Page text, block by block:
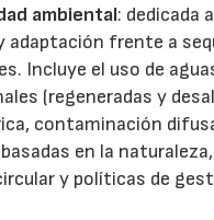
ambiental: dedicada
adaptación frente a
Incluye el uso de
(regeneradas y
contaminación
en la naturaleza,
y políticas de